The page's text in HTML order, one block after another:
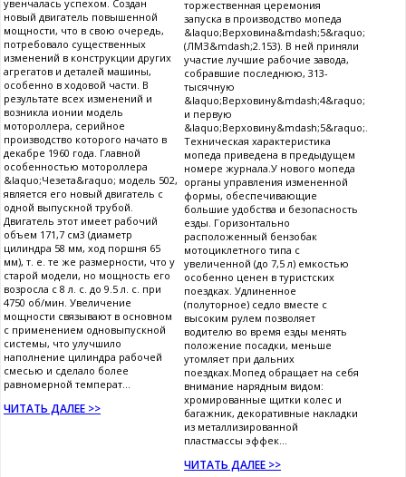
увенчалась успехом. Создан
новый двигатель повышенной
мощности, что в свою очередь,
потребовало существенных
изменений в конструкции других
агрегатов и деталей машины,
особенно в ходовой части. В
результате всех изменений и
возникла ионии модель
мотороллера, серийное
производство которого начато в
декабре 1960 года. Главной
особенностью мотороллера
&laquo;Чезета&raquo; модель 502,
является его новый двигатель с
одной выпускной трубой.
Двигатель этот имеет рабочий
объем 171,7 см3 (диаметр
цилиндра 58 мм, ход поршня 65
мм), т. е. те же размерности, что у
старой модели, но мощность его
возросла с 8 л. с. до 9.5 л. с. при
4750 об/мин. Увеличение
мощности связывают в основном
с применением одновыпускной
системы, что улучшило
наполнение цилиндра рабочей
смесью и сделало более
равномерной температ...
ЧИТАТЬ ДАЛЕЕ >>
торжественная церемония
запуска в производство мопеда
&laquo;Верховина&mdash;5&raquo;
(ЛМЗ&mdash;2.153). В ней приняли
участие лучшие рабочие завода,
собравшие последнюю, 313-
тысячную
&laquo;Верховину&mdash;4&raquo;
и первую
&laquo;Верховину&mdash;5&raquo;.
Техническая характеристика
мопеда приведена в предыдущем
номере журнала.У нового мопеда
органы управления измененной
формы, обеспечивающие
большие удобства и безопасность
езды. Горизонтально
расположенный бензобак
мотоциклетного типа с
увеличенной (до 7,5 л) емкостью
особенно ценен в туристских
поездках. Удлиненное
(полуторное) седло вместе с
высоким рулем позволяет
водителю во время езды менять
положение посадки, меньше
утомляет при дальних
поездках.Мопед обращает на себя
внимание нарядным видом:
хромированные щитки колес и
багажник, декоративные накладки
из металлизированной
пластмассы эффек...
ЧИТАТЬ ДАЛЕЕ >>